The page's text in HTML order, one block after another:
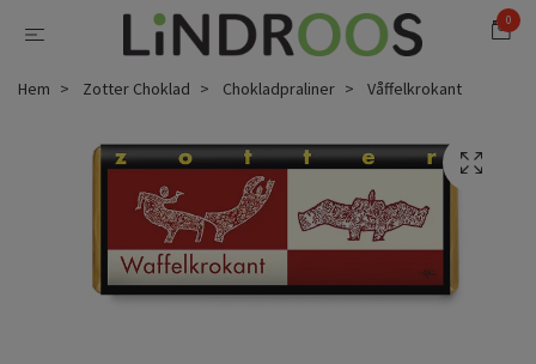
0
Hem Zotter Choklad Chokladpraliner Våffelkrokant